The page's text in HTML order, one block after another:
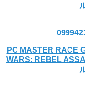
PC MASTER RACE
WARS: REBEL